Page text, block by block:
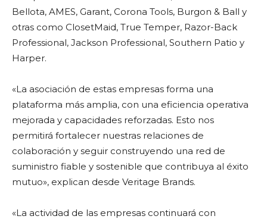
Bellota, AMES, Garant, Corona Tools, Burgon & Ball y
otras como ClosetMaid, True Temper, Razor-Back
Professional, Jackson Professional, Southern Patio y
Harper.
«La asociación de estas empresas forma una
plataforma más amplia, con una eficiencia operativa
mejorada y capacidades reforzadas. Esto nos
permitirá fortalecer nuestras relaciones de
colaboración y seguir construyendo una red de
suministro fiable y sostenible que contribuya al éxito
mutuo», explican desde Veritage Brands.
«La actividad de las empresas continuará con